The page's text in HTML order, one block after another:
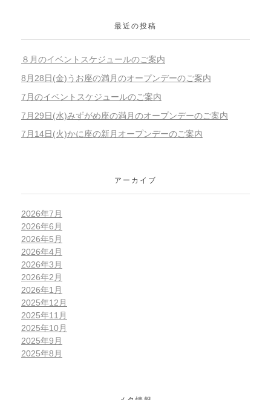
最近の投稿
８月のイベントスケジュールのご案内
8月28日(金)うお座の満月のオープンデーのご案内
7月のイベントスケジュールのご案内
7月29日(水)みずがめ座の満月のオープンデーのご案内
7月14日(火)かに座の新月オープンデーのご案内
アーカイブ
2026年7月
2026年6月
2026年5月
2026年4月
2026年3月
2026年2月
2026年1月
2025年12月
2025年11月
2025年10月
2025年9月
2025年8月